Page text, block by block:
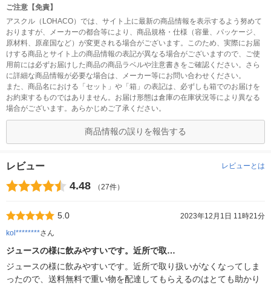
ご注意【免責】
アスクル（LOHACO）では、サイト上に最新の商品情報を表示するよう努めて
おりますが、メーカーの都合等により、商品規格・仕様（容量、パッケージ、
原材料、原産国など）が変更される場合がございます。このため、実際にお届
けする商品とサイト上の商品情報の表記が異なる場合がございますので、ご使
用前には必ずお届けした商品の商品ラベルや注意書きをご確認ください。さら
に詳細な商品情報が必要な場合は、メーカー等にお問い合わせください。
また、商品名における「セット」や「箱」の表記は、必ずしも箱でのお届けを
お約束するものではありません。お届け形態は倉庫の在庫状況等により異なる
場合がございます。あらかじめご了承ください。
商品情報の誤りを報告する
レビュー レビューとは
4.48 （27件）
5.0
2023年12月1日 11時21分
kol********さん
ジュースの様に飲みやすいです。近所で取…
ジュースの様に飲みやすいです。近所で取り扱いがなくなってしま
ったので、送料無料で重い物を配達してもらえるのはとても助かり